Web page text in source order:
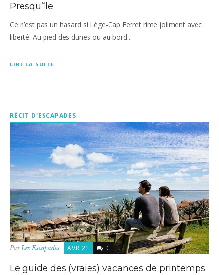
Presqu’île
Ce n’est pas un hasard si Lège-Cap Ferret rime joliment avec
liberté. Au pied des dunes ou au bord...
LIRE LA SUITE
RÉCIT D'ESCAPADES
Par Les Escapades AVR 23 0
Le guide des (vraies) vacances de printemps